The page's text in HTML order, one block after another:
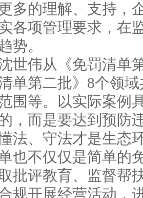
多的理解、支持，
各项管理要求，在
势。
伟从《免罚清单
单第二批》8个领
围等。以实际案例
，而是要达到预防
法、守法才是生态
也不仅仅是简单的
批评教育、监督帮
规开展经营活动，